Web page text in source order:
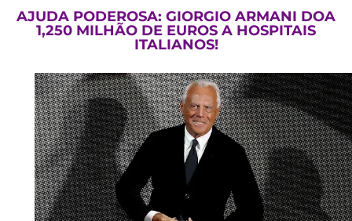
AJUDA PODEROSA: GIORGIO ARMANI DOA
1,250 MILHÃO DE EUROS A HOSPITAIS
ITALIANOS!